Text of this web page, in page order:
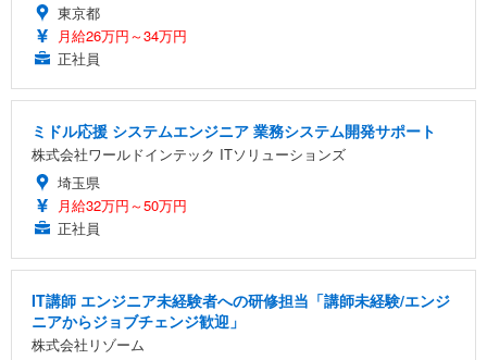
東京都
月給26万円～34万円
正社員
ミドル応援 システムエンジニア 業務システム開発サポート
株式会社ワールドインテック ITソリューションズ
埼玉県
月給32万円～50万円
正社員
IT講師 エンジニア未経験者への研修担当「講師未経験/エンジ
ニアからジョブチェンジ歓迎」
株式会社リゾーム